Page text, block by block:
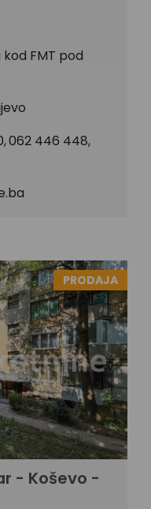
FMT pod
062 446 448,
PRODAJA
- Koševo -